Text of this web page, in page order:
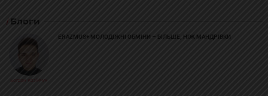
Блоги
Богдан Козійчук
ERAZMUS+ МОЛОДІЖНІ ОБМІНИ – БІЛЬШЕ, НІЖ МАНДРІВКИ